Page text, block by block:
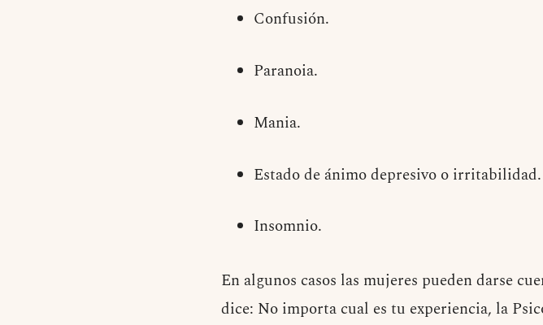
Confusión.
Paranoia.
Mania.
Estado de ánimo depresivo o irritabilidad.
Insomnio.
En algunos casos las mujeres pueden darse
dice: No importa cual es tu experiencia, la